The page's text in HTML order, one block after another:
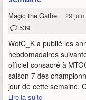
Magic the Gathering29 juin
539
WotC_K a publié les
hebdomadaires
officiel consacré à
saison 7 des
jour de cette semaine.
Lire la suite